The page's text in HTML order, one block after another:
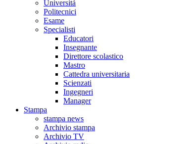
Universitá
Politecnici
Esame
Specialisti
Educatori
Insegnante
Direttore scolastico
Mastro
Cattedra universitaria
Scienzati
Ingegneri
Manager
Stampa
stampa news
Archivio stampa
Archivio TV